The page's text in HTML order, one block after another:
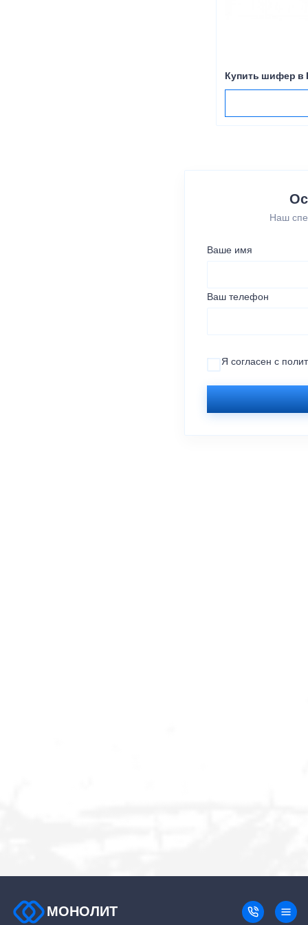
Купить шифер в
Наш
Ваше имя
Ваш телефон
Я согласен с
МОНОЛИТ